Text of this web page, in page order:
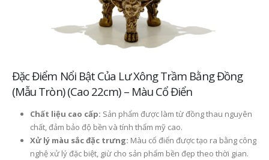
Đặc Điểm Nổi Bật Của Lư Xông Trầm Bằng Đồng
(Mẫu Tròn) (Cao 22cm) – Màu Cổ Điển
Chất liệu cao cấp: Sản phẩm được làm từ đồng thau nguyên
chất, đảm bảo độ bền và tính thẩm mỹ cao.
Xử lý màu sắc đặc trưng: Màu cổ điển được tạo ra bằng công
nghệ xử lý đặc biệt, giừ cho sản phẩm bền đẹp theo thời gian.